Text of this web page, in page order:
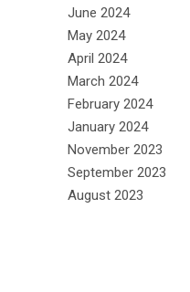
June 2024
May 2024
April 2024
March 2024
February 2024
January 2024
November 2023
September 2023
August 2023